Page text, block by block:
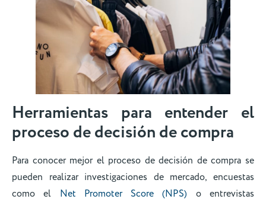
Herramientas para entender el
proceso de decisión de compra
Para conocer mejor el proceso de decisión de compra se
pueden realizar investigaciones de mercado, encuestas
como el Net Promoter Score (NPS) o entrevistas